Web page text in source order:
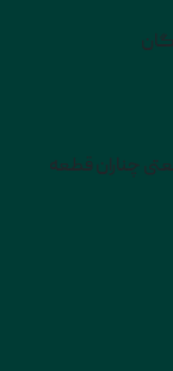
چناران قطعه